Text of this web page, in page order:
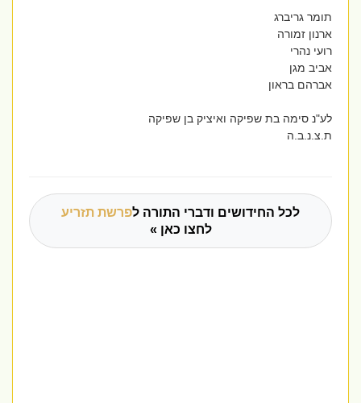
תומר גריברג
ארנון זמורה
רועי נהרי
אביב מגן
אברהם בראון
לע"נ סימה בת שפיקה ואיציק בן שפיקה
ת.צ.נ.ב.ה
לכל החידושים ודברי התורה לפרשת תזריע
לחצו כאן »